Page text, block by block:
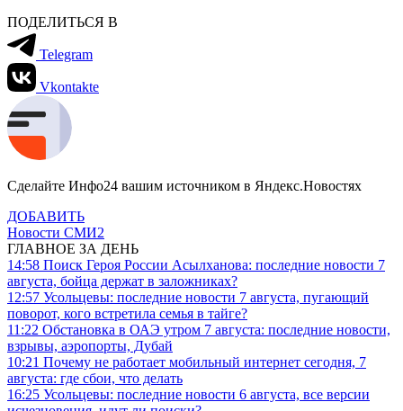
ПОДЕЛИТЬСЯ В
Telegram
Vkontakte
Сделайте Инфо24 вашим источником в Яндекс.Новостях
ДОБАВИТЬ
Новости СМИ2
ГЛАВНОЕ ЗА ДЕНЬ
14:58 Поиск Героя России Асылханова: последние новости 7
августа, бойца держат в заложниках?
12:57 Усольцевы: последние новости 7 августа, пугающий
поворот, кого встретила семья в тайге?
11:22 Обстановка в ОАЭ утром 7 августа: последние новости,
взрывы, аэропорты, Дубай
10:21 Почему не работает мобильный интернет сегодня, 7
августа: где сбои, что делать
16:25 Усольцевы: последние новости 6 августа, все версии